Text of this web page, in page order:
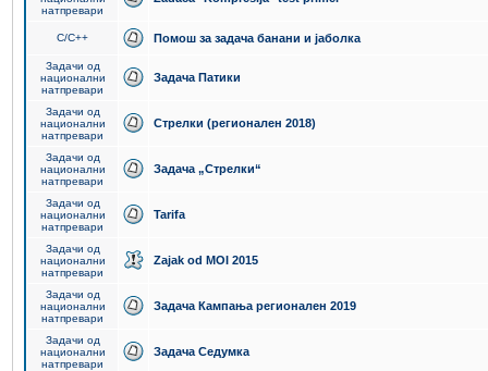
натпревари
C/C++ Помош за задача банани и јаболка
Задачи од
национални
натпревари
Задача Патики
Задачи од
национални
натпревари
Стрелки (регионален 2018)
Задачи од
национални
натпревари
Задача „Стрелки“
Задачи од
национални
натпревари
Tarifa
Задачи од
национални
натпревари
Zajak od MOI 2015
Задачи од
национални
натпревари
Задача Кампања регионален 2019
Задачи од
национални
натпревари
Задача Седумка